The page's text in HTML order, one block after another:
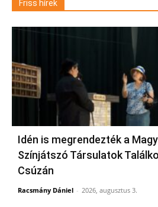
Friss hírek
Idén is megrendezték a
Színjátszó Társulatok
Csúzán
Racsmány Dániel - 2026, augusztus 3.